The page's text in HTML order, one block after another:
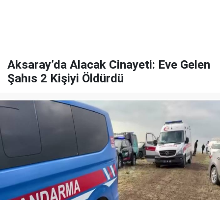
Aksaray’da Alacak Cinayeti: Eve Gelen
Şahıs 2 Kişiyi Öldürdü